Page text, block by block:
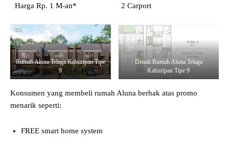
Harga Rp. 1 M-an*
2 Carport
Rumah Aluna Telaga Kahuripan Tipe
9
Denah Rumah Aluna Telaga
Kahuripan Tipe 9
Konsumen yang membeli rumah Aluna berhak atas promo
menarik seperti:
FREE smart home system